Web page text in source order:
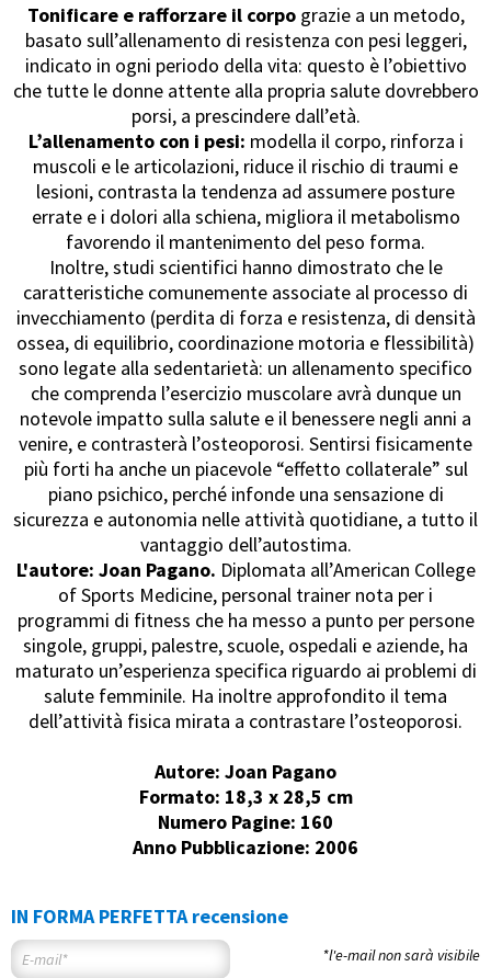
Tonificare e rafforzare il corpograzie a un metodo,
basato sull’allenamento di resistenza con pesi leggeri,
indicato in ogni periodo della vita: questo è l’obiettivo
che tutte le donne attente alla propria salute dovrebbero
porsi, a prescindere dall’età.
L’allenamento con i pesi: modella il corpo, rinforza i
muscoli e le articolazioni, riduce il rischio di traumi e
lesioni, contrasta la tendenza ad assumere posture
errate e i dolori alla schiena, migliora il metabolismo
favorendo il mantenimento del peso forma.
Inoltre, studi scientifici hanno dimostrato che le
caratteristiche comunemente associate al processo di
invecchiamento (perdita di forza e resistenza, di densità
ossea, di equilibrio, coordinazione motoria e flessibilità)
sono legate alla sedentarietà: un allenamento specifico
che comprenda l’esercizio muscolare avrà dunque un
notevole impatto sulla salute e il benessere negli anni a
venire, e contrasterà l’osteoporosi. Sentirsi fisicamente
più forti ha anche un piacevole “effetto collaterale” sul
piano psichico, perché infonde una sensazione di
sicurezza e autonomia nelle attività quotidiane, a tutto il
vantaggio dell’autostima.
L'autore: Joan Pagano. Diplomata all’American College
of Sports Medicine, personal trainer nota per i
programmi di fitness che ha messo a punto per persone
singole, gruppi, palestre, scuole, ospedali e aziende, ha
maturato un’esperienza specifica riguardo ai problemi di
salute femminile. Ha inoltre approfondito il tema
dell’attività fisica mirata a contrastare l’osteoporosi.
Autore: Joan Pagano
Formato: 18,3 x 28,5 cm
Numero Pagine: 160
Anno Pubblicazione: 2006
IN FORMA PERFETTA recensione
*l'e-mail non sarà visibile